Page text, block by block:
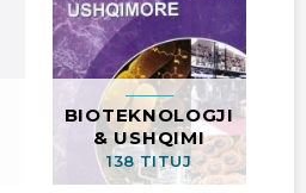
BIOTEKNOLOGJI
& USHQIMI
138 TITUJ